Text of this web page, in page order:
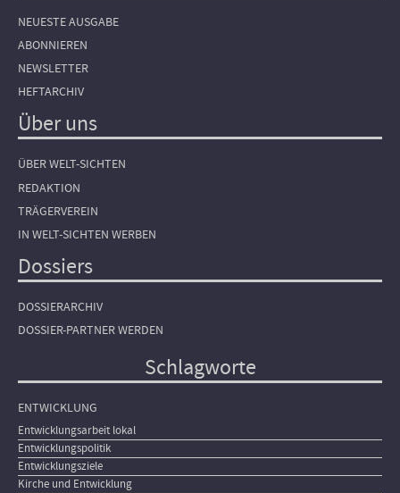
NEUESTE AUSGABE
ABONNIEREN
NEWSLETTER
HEFTARCHIV
Über uns
ÜBER WELT-SICHTEN
REDAKTION
TRÄGERVEREIN
IN WELT-SICHTEN WERBEN
Dossiers
DOSSIERARCHIV
DOSSIER-PARTNER WERDEN
Schlagworte
ENTWICKLUNG
Entwicklungsarbeit lokal
Entwicklungspolitik
Entwicklungsziele
Kirche und Entwicklung